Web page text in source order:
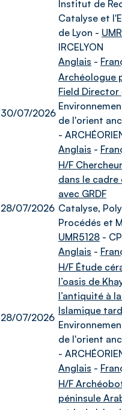
Institut de
Catalyse et
de Lyon -
IRCELYON
Anglais -
30/07/2026
Archéologue
Field Director
de l'orient
-
Anglais -
28/07/2026
H/F
dans le
avec GRDF
Catalyse,
Procédés et
UMR5128 -
Anglais -
28/07/2026
H/F Étude
l’oasis de
l’antiquité à
Islamique
de l'orient
-
Anglais -
H/F
péninsule